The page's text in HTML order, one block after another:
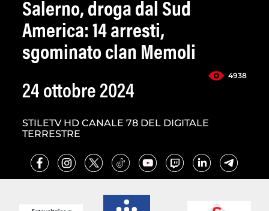
Salerno, droga dal Sud
America: 14 arresti,
sgominato clan Memoli
4938
24 ottobre 2024
STILETV HD CANALE 78 DEL DIGITALE
TERRESTRE